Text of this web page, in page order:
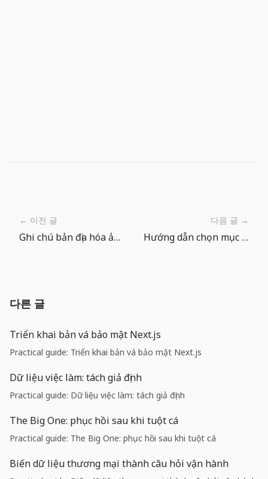
← 이전 글
Ghi chú bản địa hóa ảnh cửa hàng của The Big One
다음 글 →
Hướng dẫn chọn mục tiêu bằng hình cá trong The Big One
다른 글
Triển khai bản vá bảo mật Next.js
Practical guide: Triển khai bản vá bảo mật Next.js
Dữ liệu việc làm: tách giả định
Practical guide: Dữ liệu việc làm: tách giả định
The Big One: phục hồi sau khi tuột cá
Practical guide: The Big One: phục hồi sau khi tuột cá
Biến dữ liệu thương mại thành câu hỏi vận hành